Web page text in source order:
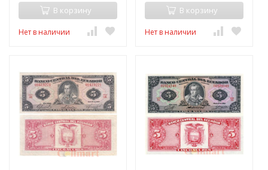
В корзину
Нет в наличии
В корзину
Нет в наличии